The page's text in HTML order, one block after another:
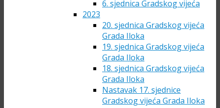
6. sjednica Gradskog vijeća
2023
20. sjednica Gradskog vijeća
Grada Iloka
19. sjednica Gradskog vijeća
Grada Iloka
18. sjednica Gradskog vijeća
Grada Iloka
Nastavak 17. sjednice
Gradskog vijeća Grada Iloka